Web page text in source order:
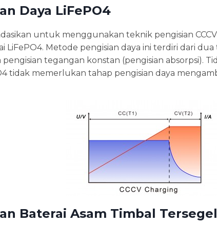
Daya LiFePO4
untuk menggunakan teknik pengisian
LiFePO4. Metode pengisian daya ini terdiri dari
pengisian tegangan konstan (pengisian absorpsi).
tidak memerlukan tahap pengisian daya
Baterai Asam Timbal Tersegel